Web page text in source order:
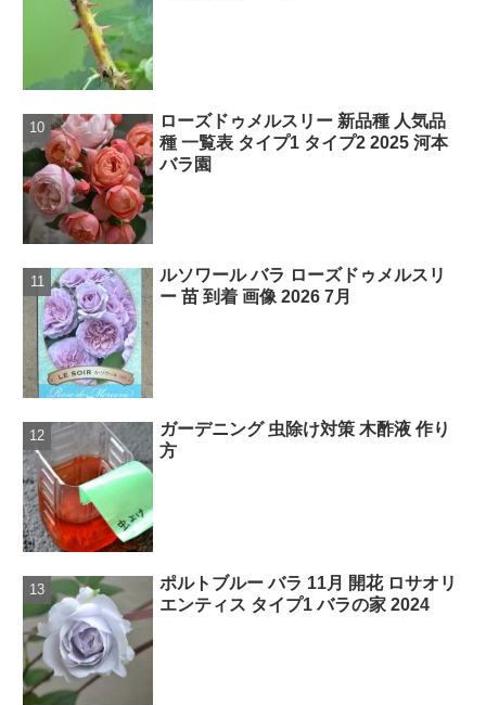
ローズドゥメルスリー 新品種 人気品
種 一覧表 タイプ1 タイプ2 2025 河本
バラ園
ルソワール バラ ローズドゥメルスリ
ー 苗 到着 画像 2026 7月
ガーデニング 虫除け対策 木酢液 作り
方
ポルトブルー バラ 11月 開花 ロサオリ
エンティス タイプ1 バラの家 2024